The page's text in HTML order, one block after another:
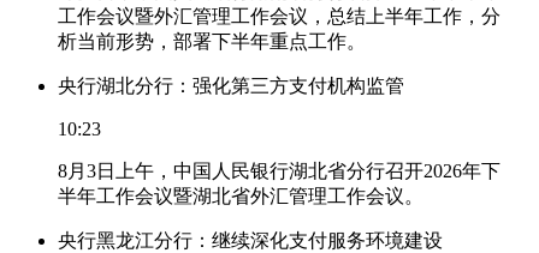
工作会议暨外汇管理工作会议，总结上半年工作，分
析当前形势，部署下半年重点工作。
央行湖北分行：强化第三方支付机构监管
10:23
8月3日上午，中国人民银行湖北省分行召开2026年下
半年工作会议暨湖北省外汇管理工作会议。
央行黑龙江分行：继续深化支付服务环境建设